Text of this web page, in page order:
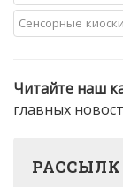
Сенсорные киоски
Читайте наш
главных